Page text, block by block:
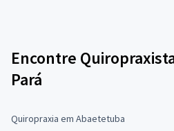
Encontre
Pará
Quiropraxia em Abaetetuba